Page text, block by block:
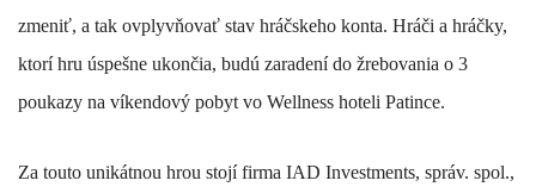
zmeniť, a tak ovplyvňovať stav hráčskeho konta. Hráči a hráčky,
ktorí hru úspešne ukončia, budú zaradení do žrebovania o 3
poukazy na víkendový pobyt vo Wellness hoteli Patince.
Za touto unikátnou hrou stojí firma IAD Investments, správ. spol.,